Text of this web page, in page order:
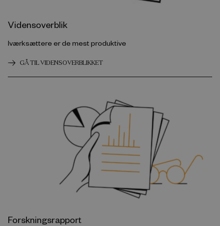
Vidensoverblik
Iværksættere er de mest produktive
GÅ TIL VIDENSOVERBLIKKET
Forskningsrapport